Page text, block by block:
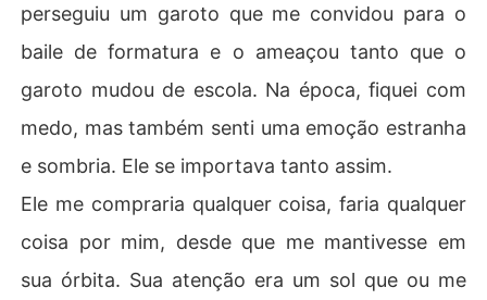
perseguiu um garoto que me convidou para o
baile de formatura e o ameaçou tanto que o
garoto mudou de escola. Na época, fiquei com
medo, mas também senti uma emoção estranha
e sombria. Ele se importava tanto assim.
Ele me compraria qualquer coisa, faria qualquer
coisa por mim, desde que me mantivesse em
sua órbita. Sua atenção era um sol que ou me